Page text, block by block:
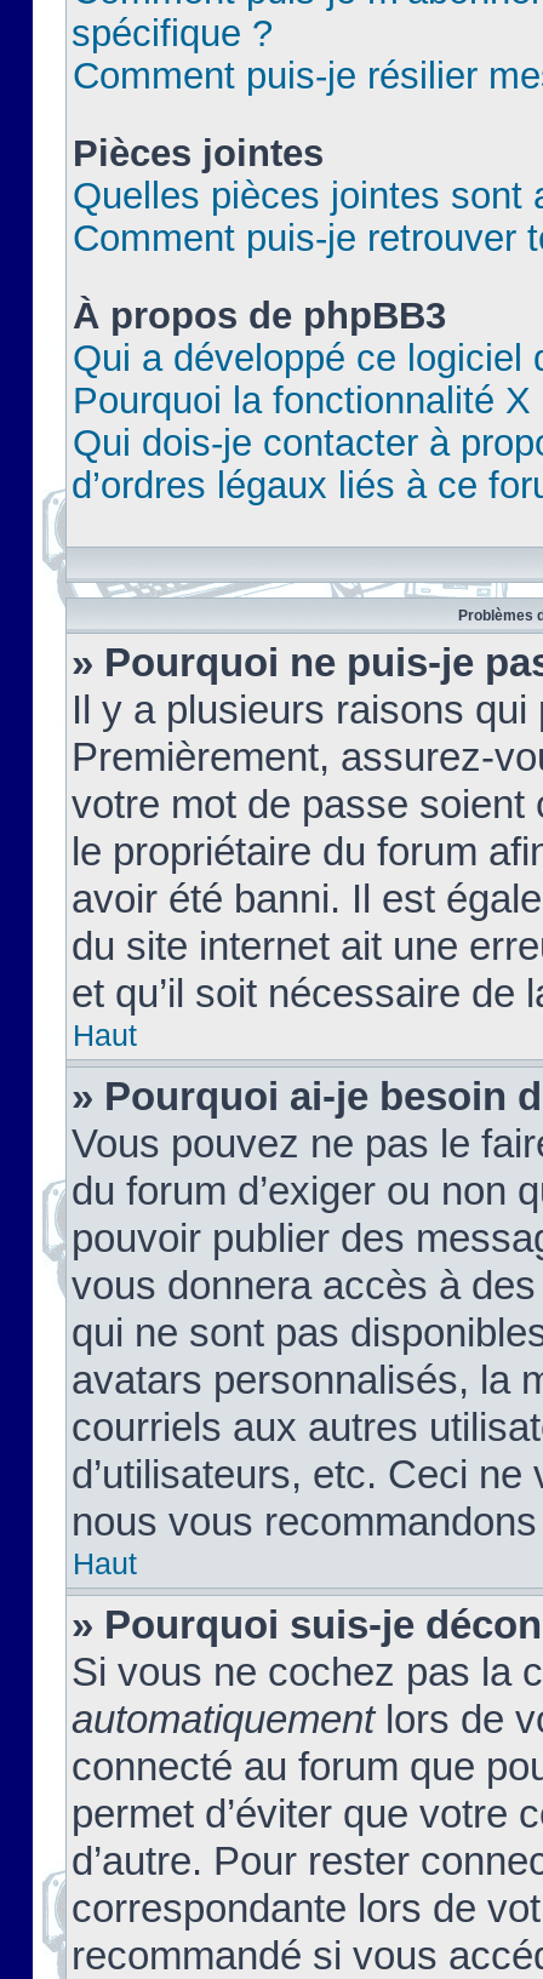
spécifique ?
Comment puis-je résilier
Pièces jointes
Quelles pièces jointes sont
Comment puis-je retrouver
À propos de phpBB3
Qui a développé ce logiciel
Pourquoi la fonctionnalité X
Qui dois-je contacter à
d’ordres légaux liés à ce
Problèmes
» Pourquoi ne puis-je
Il y a plusieurs raisons
Premièrement, assurez-
votre mot de passe soient
le propriétaire du forum
avoir été banni. Il est
du site internet ait une
et qu’il soit nécessaire de
Haut
» Pourquoi ai-je besoin
Vous pouvez ne pas le
du forum d’exiger ou non
pouvoir publier des
vous donnera accès à
qui ne sont pas
avatars personnalisés, la
courriels aux autres
d’utilisateurs, etc. Ceci
nous vous
Haut
» Pourquoi suis-je
Si vous ne cochez pas la
automatiquementlors de
connecté au forum que
permet d’éviter que votre
d’autre. Pour rester
correspondante lors de
recommandé si vous